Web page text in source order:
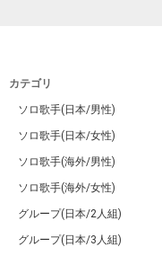
カテゴリ
ソロ歌手(日本/男性)
ソロ歌手(日本/女性)
ソロ歌手(海外/男性)
ソロ歌手(海外/女性)
グループ(日本/2人組)
グループ(日本/3人組)